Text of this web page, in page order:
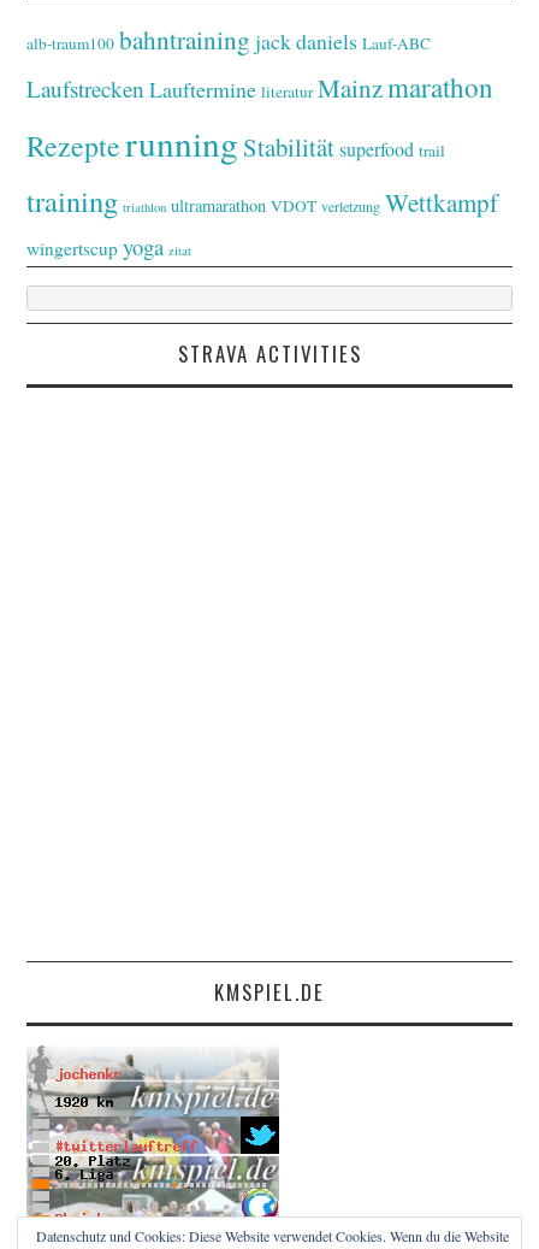
alb-traum100 bahntraining jack daniels Lauf-ABC
Laufstrecken Lauftermine literatur Mainzmarathon
Rezepterunning Stabilität superfood trail
training triathlon ultramarathon VDOT verletzung Wettkampf
wingertscup yoga zitat
STRAVA ACTIVITIES
KMSPIEL.DE
Datenschutz und Cookies: Diese Website verwendet Cookies. Wenn du die Website